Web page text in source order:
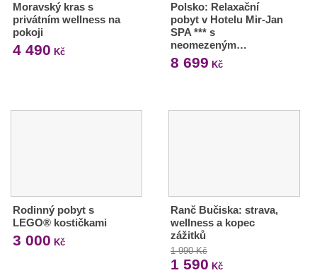
Moravský kras s
privátním wellness na
pokoji
4 490 Kč
Polsko: Relaxační
pobyt v Hotelu Mir-Jan
SPA *** s
neomezeným…
8 699 Kč
Rodinný pobyt s
LEGO® kostičkami
3 000 Kč
Ranč Bučiska: strava,
wellness a kopec
zážitků
1 990 Kč
1 590 Kč